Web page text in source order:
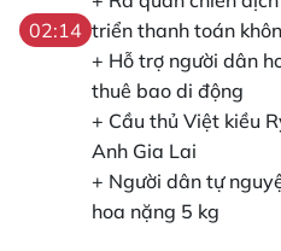
02:14 triển thanh toán
+ Hỗ trợ người dân
thuê bao di động
+ Cầu thủ Việt kiều
Anh Gia Lai
+ Người dân tự
hoa nặng 5 kg